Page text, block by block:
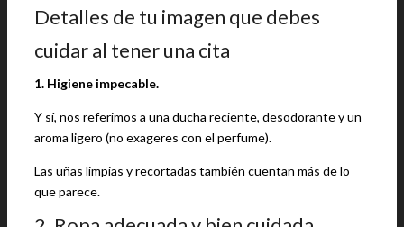
Detalles de tu imagen que debes
cuidar al tener una cita
1. Higiene impecable.
Y sí, nos referimos a una ducha reciente, desodorante y un
aroma ligero (no exageres con el perfume).
Las uñas limpias y recortadas también cuentan más de lo
que parece.